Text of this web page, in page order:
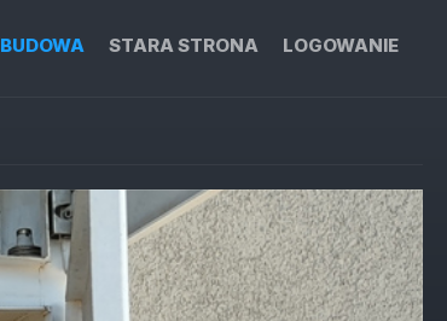
BUDOWA STARA STRONA LOGOWANIE